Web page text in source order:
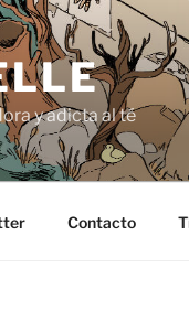
y adicta al té
Contacto